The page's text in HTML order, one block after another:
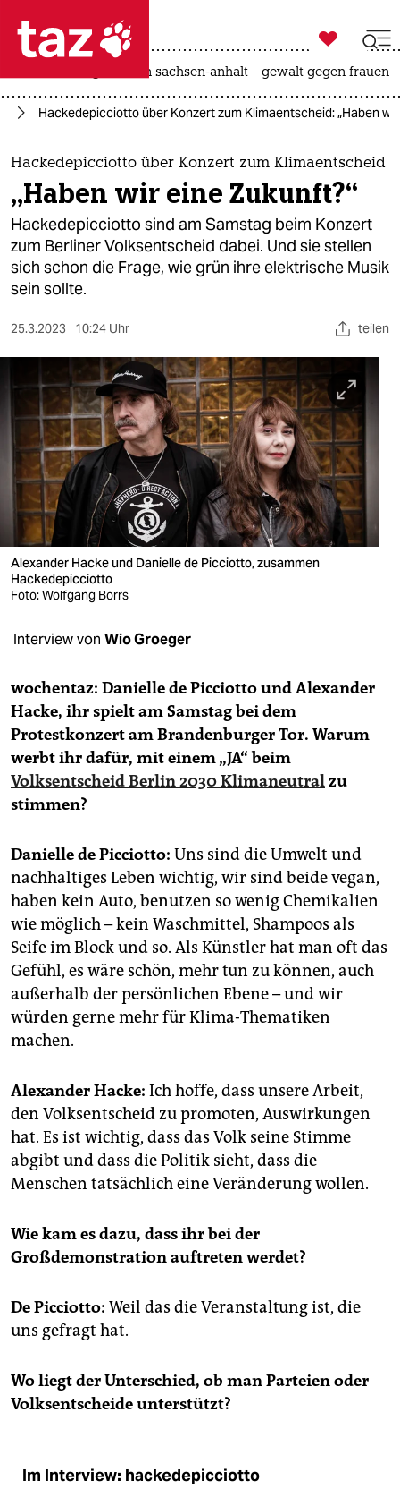
 taz zahl ich
taz zahl ich
themen
politik
öko
gesellschaft
kultur
sport
berlin
nord
wahrheit
verlag
verlag
veranstaltungen
unterstützen
abo
genossenschaft
epaper login

taz zahl ich
landtagswahl in sachsen-anhalt gewalt gegen frauen
Hackedepicciotto über Konzert zum Klimaentscheid: „Haben
Hackedepicciotto über Konzert zum Klimaentscheid
„Haben wir eine Zukunft?“
Hackedepicciotto sind am Samstag beim Konzert
zum Berliner Volksentscheid dabei. Und sie stellen
sich schon die Frage, wie grün ihre elektrische Musik
sein sollte.
25.3.2023 10:24 Uhr teilen
Alexander Hacke und Danielle de Picciotto, zusammen
Hackedepicciotto
Foto: Wolfgang Borrs
Interview von Wio Groeger
wochentaz: Danielle de Picciotto und Alexander
Hacke, ihr spielt am Samstag bei dem
Protestkonzert am Brandenburger Tor. Warum
werbt ihr dafür, mit einem „JA“ beim
Volksentscheid Berlin 2030 Klimaneutralzu
stimmen?
Danielle de Picciotto: Uns sind die Umwelt und
nachhaltiges Leben wichtig, wir sind beide vegan,
haben kein Auto, benutzen so wenig Chemikalien
wie möglich – kein Waschmittel, Shampoos als
Seife im Block und so. Als Künstler hat man oft das
Gefühl, es wäre schön, mehr tun zu können, auch
außerhalb der persönlichen Ebene – und wir
würden gerne mehr für Klima-Thematiken
machen.
Alexander Hacke: Ich hoffe, dass unsere Arbeit,
den Volksentscheid zu promoten, Auswirkungen
hat. Es ist wichtig, dass das Volk seine Stimme
abgibt und dass die Politik sieht, dass die
Menschen tatsächlich eine Veränderung wollen.
Wie kam es dazu, dass ihr bei der
Großdemonstration auftreten werdet?
De Picciotto: Weil das die Veranstaltung ist, die
uns gefragt hat.
Wo liegt der Unterschied, ob man Parteien oder
Volksentscheide unterstützt?
Im Interview: hackedepicciotto